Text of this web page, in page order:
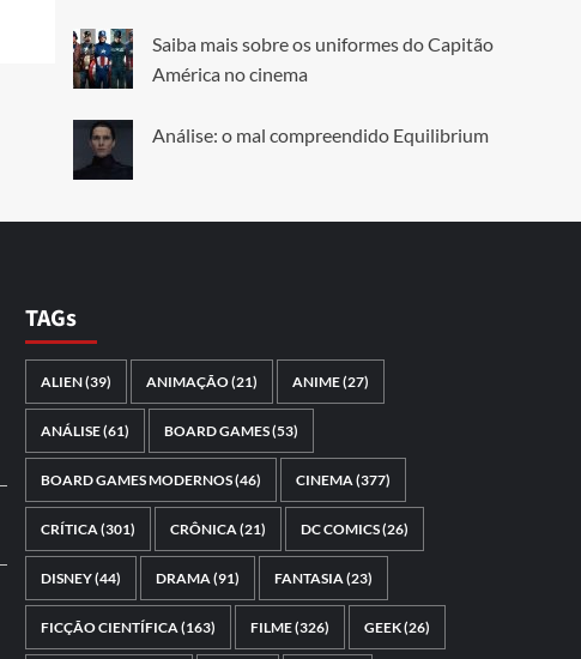
Saiba mais sobre os uniformes do Capitão
América no cinema
Análise: o mal compreendido Equilibrium
TAGs
ALIEN(39) ANIMAÇÃO(21) ANIME(27)
ANÁLISE(61) BOARD GAMES(53)
BOARD GAMES MODERNOS(46) CINEMA (377)
CRÍTICA (301) CRÔNICA (21) DC COMICS(26)
DISNEY(44) DRAMA (91) FANTASIA (23)
FICÇÃO CIENTÍFICA (163) FILME(326) GEEK(26)